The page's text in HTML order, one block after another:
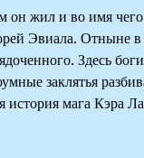
он жил и во имя
Эвиала. Отныне в
Здесь
заклятья
мага Кэра